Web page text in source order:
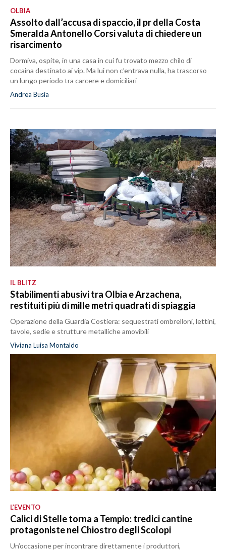
OLBIA
Assolto dall’accusa di spaccio, il pr della Costa
Smeralda Antonello Corsi valuta di chiedere un
risarcimento
Dormiva, ospite, in una casa in cui fu trovato mezzo chilo di
cocaina destinato ai vip. Ma lui non c’entrava nulla, ha trascorso
un lungo periodo tra carcere e domiciliari
Andrea Busia
IL BLITZ
Stabilimenti abusivi tra Olbia e Arzachena,
restituiti più di mille metri quadrati di spiaggia
Operazione della Guardia Costiera: sequestrati ombrelloni, lettini,
tavole, sedie e strutture metalliche amovibili
Viviana Luisa Montaldo
L’EVENTO
Calici di Stelle torna a Tempio: tredici cantine
protagoniste nel Chiostro degli Scolopi
Un’occasione per incontrare direttamente i produttori,